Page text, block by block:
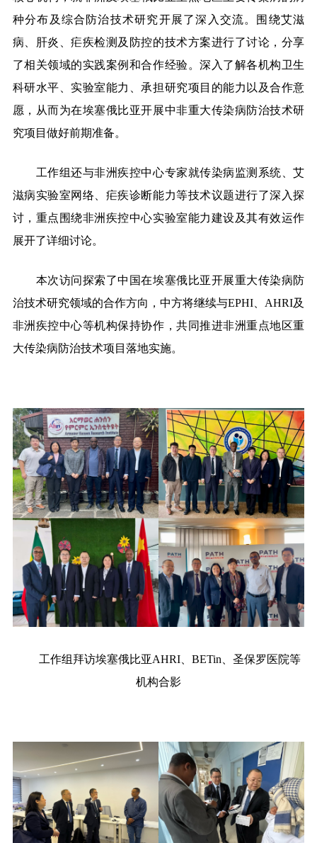
种分布及综合防治技术研究开展了深入交流。围绕艾滋
病、肝炎、疟疾检测及防控的技术方案进行了讨论，分享
了相关领域的实践案例和合作经验。深入了解各机构卫生
科研水平、实验室能力、承担研究项目的能力以及合作意
愿，从而为在埃塞俄比亚开展中非重大传染病防治技术研
究项目做好前期准备。
工作组还与非洲疾控中心专家就传染病监测系统、艾
滋病实验室网络、疟疾诊断能力等技术议题进行了深入探
讨，重点围绕非洲疾控中心实验室能力建设及其有效运作
展开了详细讨论。
本次访问探索了中国在埃塞俄比亚开展重大传染病防
治技术研究领域的合作方向，中方将继续与EPHI、AHRI及
非洲疾控中心等机构保持协作，共同推进非洲重点地区重
大传染病防治技术项目落地实施。
工作组拜访埃塞俄比亚AHRI、BETin、圣保罗医院等
机构合影